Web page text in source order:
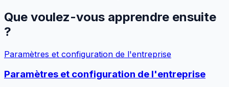
Que voulez-vous apprendre ensuite
?
Paramètres et configuration de l'entreprise
Paramètres et configuration de l'entreprise